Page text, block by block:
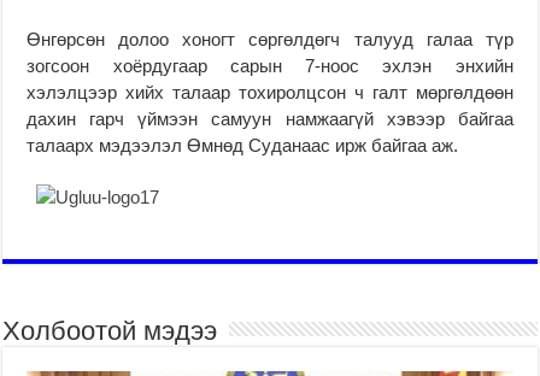
Өнгөрсөн долоо хоногт сөргөлдөгч талууд галаа түр
зогсоон хоёрдугаар сарын 7-ноос эхлэн энхийн
хэлэлцээр хийх талаар тохиролцсон ч галт мөргөлдөөн
дахин гарч үймээн самуун намжаагүй хэвээр байгаа
талаарх мэдээлэл Өмнөд Суданаас ирж байгаа аж.
Холбоотой мэдээ